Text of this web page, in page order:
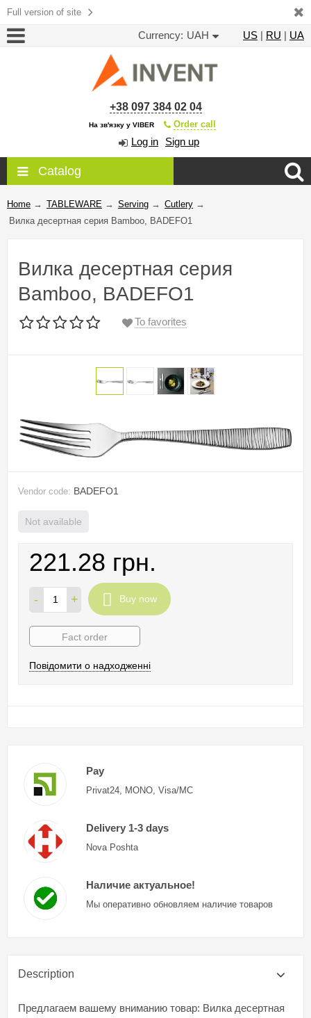
Full version of site
Currency: UAH US | RU | UA
+38 097 384 02 04
На зв'язку у VIBER Order call
Log in Sign up
Catalog
Home → TABLEWARE → Serving → Cutlery →
Вилка десертная серия Bamboo, BADEFO1
Вилка десертная серия
Bamboo, BADEFO1
To favorites
Vendor code: BADEFO1
Not available
221.28 грн.
- + Buy now
Fact order
Повідомити о надходженні
Pay
Privat24, MONO, Visa/MC
Delivery 1-3 days
Nova Poshta
Наличие актуальное!
Мы оперативно обновляем наличие товаров
Description
Предлагаем вашему вниманию товар: Вилка десертная